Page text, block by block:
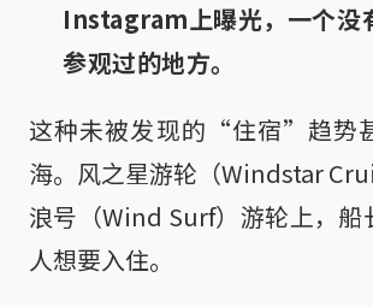
Instagram上曝光，一个没
参观过的地方。
这种未被发现的“住宿”趋势
海。风之星游轮（Windstar
浪号（Wind Surf）游轮上，船
人想要入住。